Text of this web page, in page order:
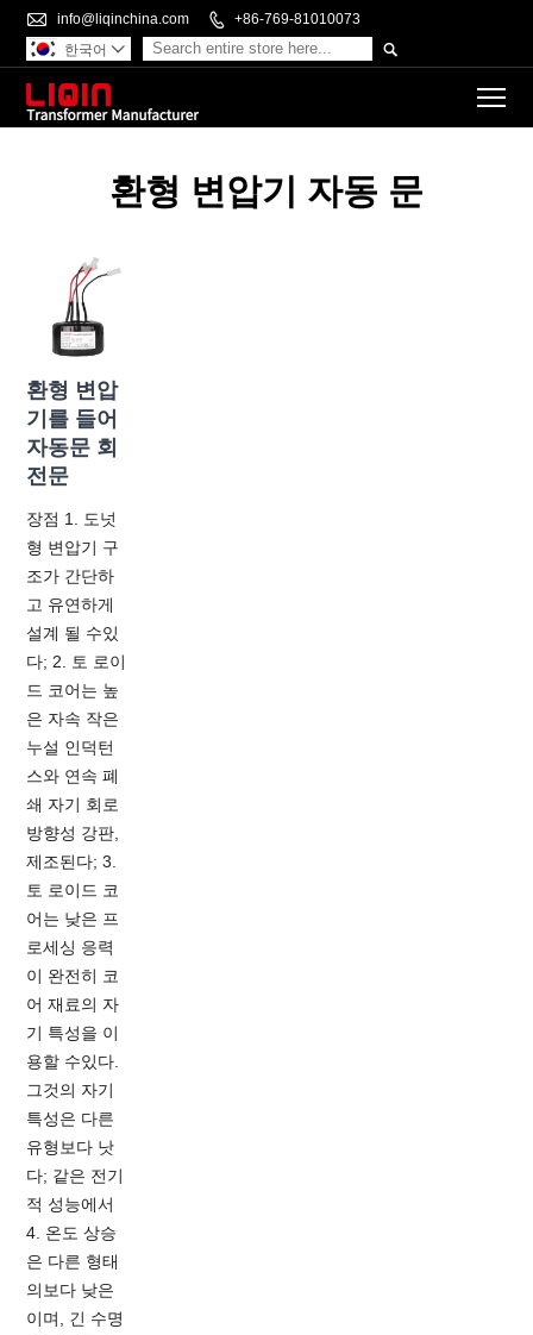
 info@liqinchina.com  +86-769-81010073

한국어 
환형 변압기 자동 문
환형 변압
기를 들어
자동문 회
전문
장점 1. 도넛
형 변압기 구
조가 간단하
고 유연하게
설계 될 수있
다; 2. 토 로이
드 코어는 높
은 자속 작은
누설 인덕턴
스와 연속 폐
쇄 자기 회로
방향성 강판,
제조된다; 3.
토 로이드 코
어는 낮은 프
로세싱 응력
이 완전히 코
어 재료의 자
기 특성을 이
용할 수있다.
그것의 자기
특성은 다른
유형보다 낫
다; 같은 전기
적 성능에서
4. 온도 상승
은 다른 형태
의보다 낮은
이며, 긴 수명